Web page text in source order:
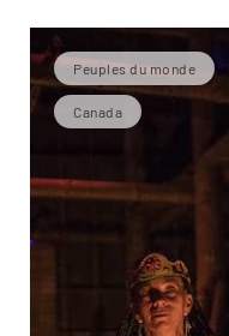
Peuples du monde
Canada